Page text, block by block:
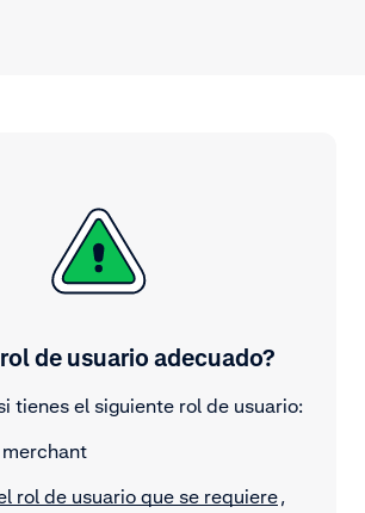
de usuario adecuado?
tienes el siguiente rol de usuario:
rol de usuario que se requiere,